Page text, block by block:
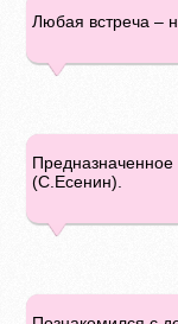
Любая встреча –
Предназначенное
(С.Есенин).